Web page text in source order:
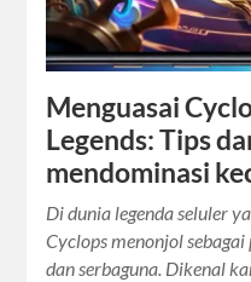
Menguasai
Legends: Tips
mendominasi
Di dunia legenda seluler
Cyclops menonjol
dan serbaguna. Dikenal